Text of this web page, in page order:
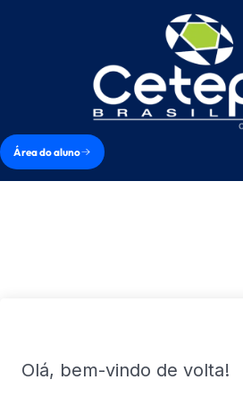
Área do aluno
Olá, bem-vindo de volta!